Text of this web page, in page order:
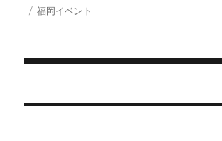
w
r
投 カ
福岡イベント
稿